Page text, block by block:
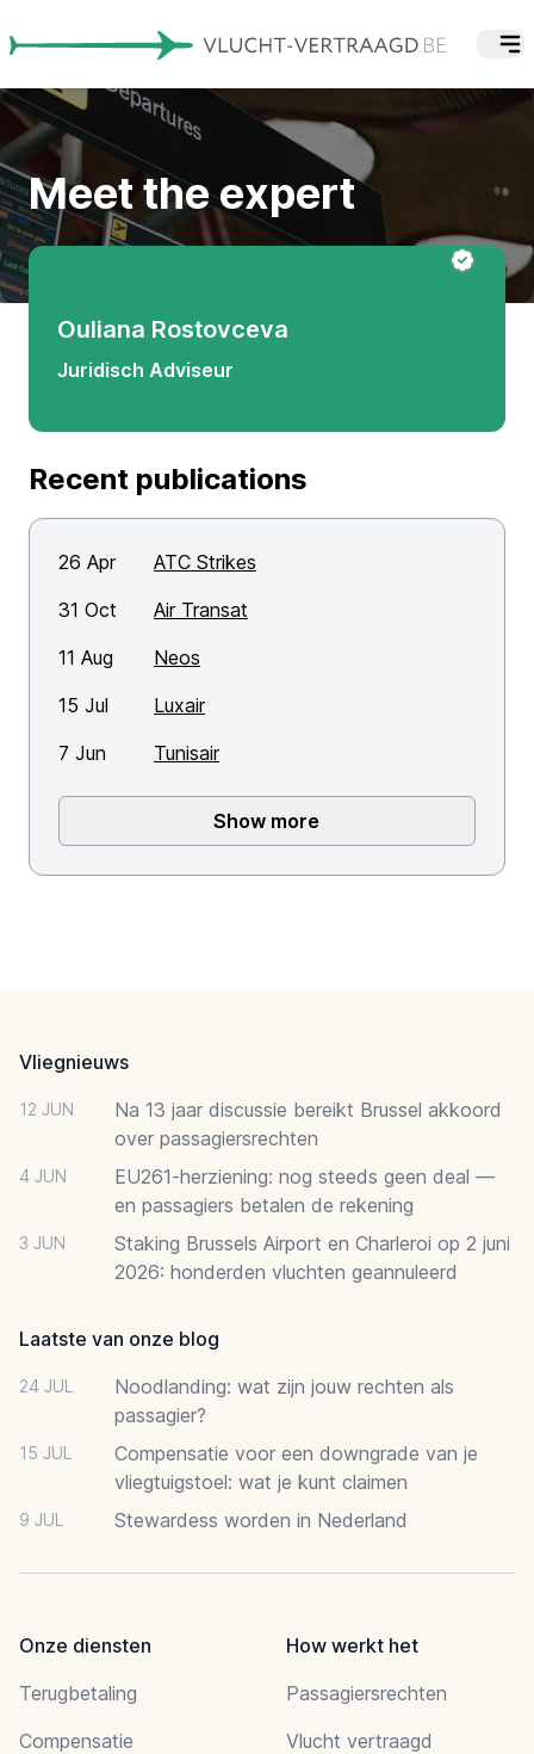
Meet the expert
Ouliana Rostovceva
Juridisch Adviseur
Recent publications
26 Apr
ATC Strikes
31 Oct
Air Transat
11 Aug
Neos
15 Jul
Luxair
7 Jun
Tunisair
Show more
Vliegnieuws
12 JUN
Na 13 jaar discussie bereikt Brussel akkoord
over passagiersrechten
4 JUN
EU261-herziening: nog steeds geen deal —
en passagiers betalen de rekening
3 JUN
Staking Brussels Airport en Charleroi op 2 juni
2026: honderden vluchten geannuleerd
Laatste van onze blog
24 JUL
Noodlanding: wat zijn jouw rechten als
passagier?
15 JUL
Compensatie voor een downgrade van je
vliegtuigstoel: wat je kunt claimen
9 JUL Stewardess worden in Nederland
Onze diensten
Terugbetaling
Compensatie
How werkt het
Passagiersrechten
Vlucht vertraagd